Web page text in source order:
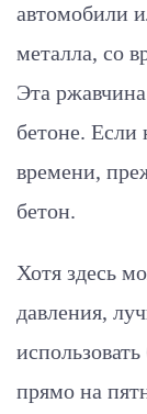
автомобили
металла, со
Эта
бетоне. Если
времени,
бетон.
Хотя здесь
давления,
прямо на